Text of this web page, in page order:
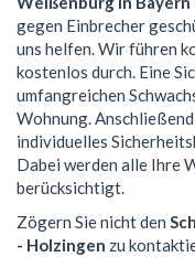
gegen Einbrecher
uns helfen. Wir führen
kostenlos durch. Eine
umfangreichen
Wohnung.
individuelles
Dabei werden alle Ihre
berücksichtigt.
Zögern Sie nicht den
- Holzingen zu